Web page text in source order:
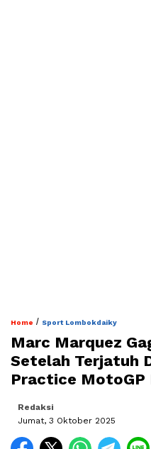
Home / Sport Lombokdaiky
Marc Marquez
Setelah Terjatuh
Practice MotoGP
Redaksi
Jumat, 3 Oktober 2025